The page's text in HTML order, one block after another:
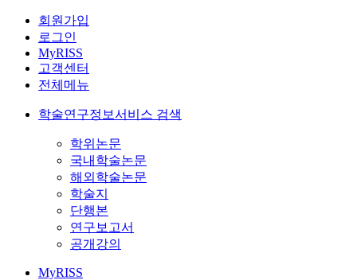
회원가입
로그인
MyRISS
고객센터
전체메뉴
학술연구정보서비스 검색
학위논문
국내학술논문
해외학술논문
학술지
단행본
연구보고서
공개강의
MyRISS